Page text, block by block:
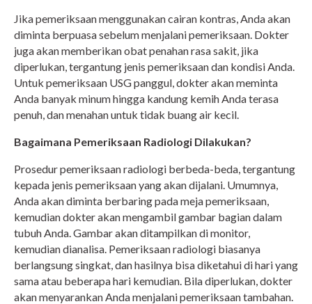
Jika pemeriksaan menggunakan cairan kontras, Anda akan
diminta berpuasa sebelum menjalani pemeriksaan. Dokter
juga akan memberikan obat penahan rasa sakit, jika
diperlukan, tergantung jenis pemeriksaan dan kondisi Anda.
Untuk pemeriksaan USG panggul, dokter akan meminta
Anda banyak minum hingga kandung kemih Anda terasa
penuh, dan menahan untuk tidak buang air kecil.
Bagaimana Pemeriksaan Radiologi Dilakukan?
Prosedur pemeriksaan radiologi berbeda-beda, tergantung
kepada jenis pemeriksaan yang akan dijalani. Umumnya,
Anda akan diminta berbaring pada meja pemeriksaan,
kemudian dokter akan mengambil gambar bagian dalam
tubuh Anda. Gambar akan ditampilkan di monitor,
kemudian dianalisa. Pemeriksaan radiologi biasanya
berlangsung singkat, dan hasilnya bisa diketahui di hari yang
sama atau beberapa hari kemudian. Bila diperlukan, dokter
akan menyarankan Anda menjalani pemeriksaan tambahan.